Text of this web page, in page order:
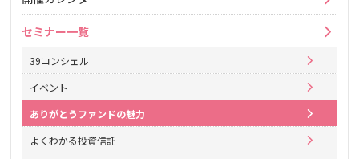
セミナー一覧
39コンシェル
イベント
ありがとうファンドの魅力
よくわかる投資信託